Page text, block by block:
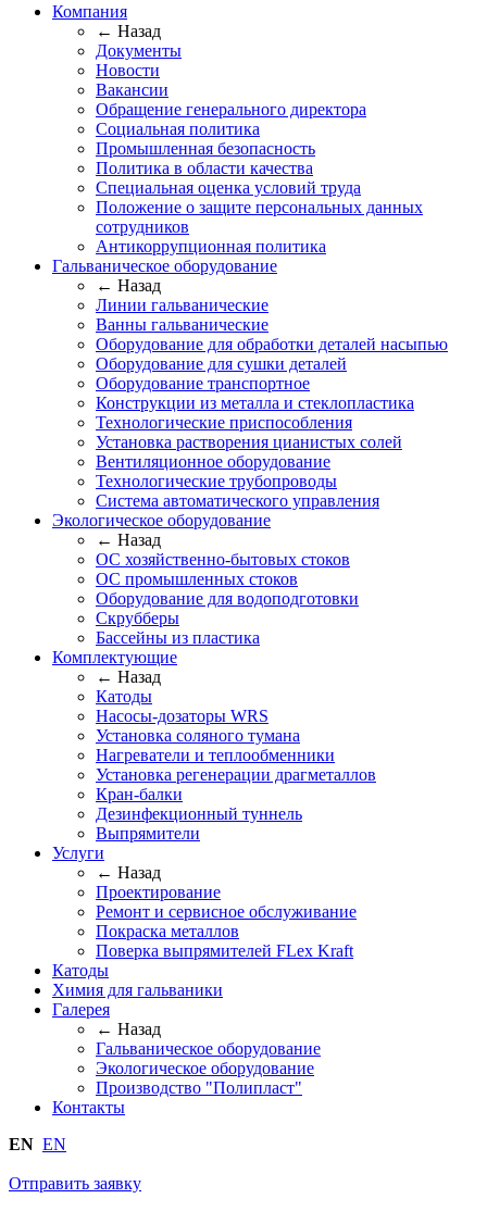
Компания
← Назад
Документы
Новости
Вакансии
Обращение генерального директора
Социальная политика
Промышленная безопасность
Политика в области качества
Специальная оценка условий труда
Положение о защите персональных данных
сотрудников
Антикоррупционная политика
Гальваническое оборудование
← Назад
Линии гальванические
Ванны гальванические
Оборудование для обработки деталей насыпью
Оборудование для сушки деталей
Оборудование транспортное
Конструкции из металла и стеклопластика
Технологические приспособления
Установка растворения цианистых солей
Вентиляционное оборудование
Технологические трубопроводы
Система автоматического управления
Экологическое оборудование
← Назад
ОС хозяйственно-бытовых стоков
ОС промышленных стоков
Оборудование для водоподготовки
Скрубберы
Бассейны из пластика
Комплектующие
← Назад
Катоды
Насосы-дозаторы WRS
Установка соляного тумана
Нагреватели и теплообменники
Установка регенерации драгметаллов
Кран-балки
Дезинфекционный туннель
Выпрямители
Услуги
← Назад
Проектирование
Ремонт и сервисное обслуживание
Покраска металлов
Поверка выпрямителей FLex Kraft
Катоды
Химия для гальваники
Галерея
← Назад
Гальваническое оборудование
Экологическое оборудование
Производство "Полипласт"
Контакты
EN EN
Отправить заявку